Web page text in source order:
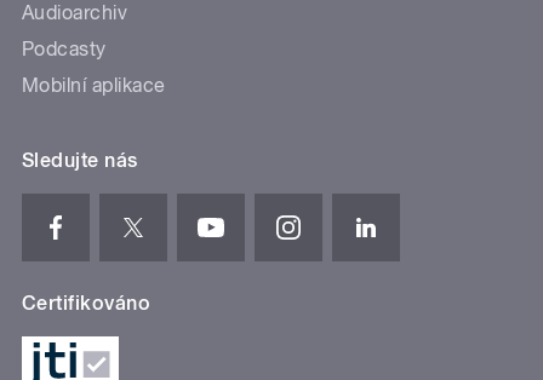
Audioarchiv
Podcasty
Mobilní aplikace
Sledujte nás
Certifikováno